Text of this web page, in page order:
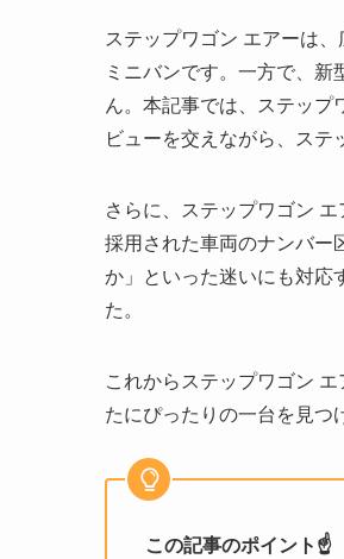
ステップワゴン エアーは
ミニバンです。一方で、
ん。本記事では、ステップ
ビューを交えながら、ステ
さらに、ステップワゴン
採用された車両のナンバー
か」といった迷いにも対応
た。
これからステップワゴン
たにぴったりの一台を見つ
この記事のポイント☝️